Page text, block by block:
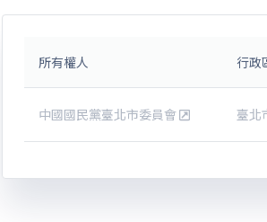
所有權人 行政
中國國民黨臺北市委員會 臺北